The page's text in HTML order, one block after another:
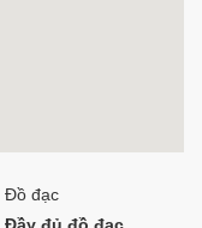
Đồ đạc